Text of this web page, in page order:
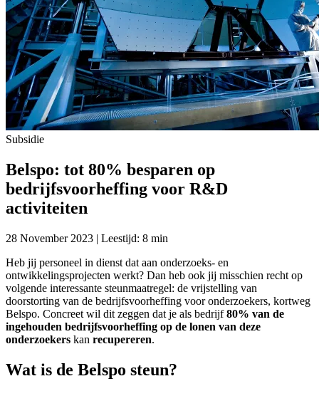
Subsidie
Belspo: tot 80% besparen op
bedrijfsvoorheffing voor R&D
activiteiten
28 November 2023 | Leestijd: 8 min
Heb jij personeel in dienst dat aan onderzoeks- en
ontwikkelingsprojecten werkt? Dan heb ook jij misschien recht op
volgende interessante steunmaatregel: de vrijstelling van
doorstorting van de bedrijfsvoorheffing voor onderzoekers, kortweg
Belspo. Concreet wil dit zeggen dat je als bedrijf80% van de
ingehouden bedrijfsvoorheffing op de lonen van deze
onderzoekers kan recupereren.
Wat is de Belspo steun?